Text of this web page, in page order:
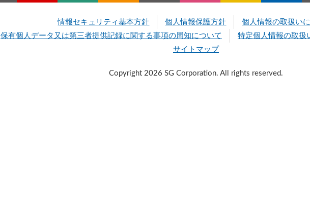
情報セキュリティ基本方針 個人情報保護方針
個人情報の取扱い
保有個人データ又は第三者提供記録に関する事項の周知について
特定個人情報の取扱
サイトマップ
Copyright 2026 SG Corporation. All rights reserved.